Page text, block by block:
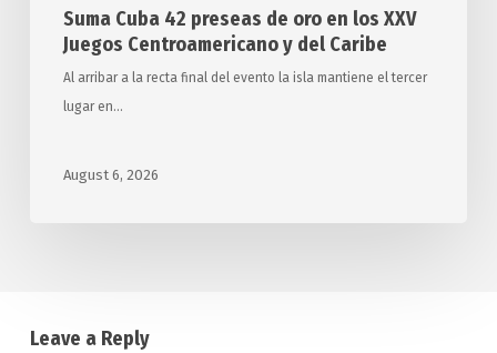
CaribeSuma Cuba 42 preseas de oro en los XXV
Juegos Centroamericano y del Caribe
Al arribar a la recta final del evento la isla mantiene el tercer
lugar en…
August 6, 2026
Leave a Reply